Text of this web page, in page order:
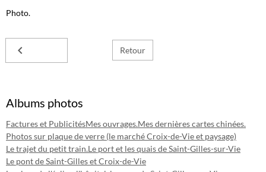
Photo.
Retour
Albums photos
Factures et PublicitésMes ouvrages.Mes dernières cartes chinées.
Photos sur plaque de verre (le marché Croix-de-Vie et paysage)
Le trajet du petit train.Le port et les quais de Saint-Gilles-sur-Vie
Le pont de Saint-Gilles et Croix-de-Vie